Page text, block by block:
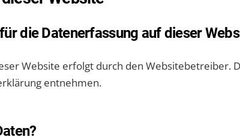
die Datenerfassung auf dieser
Website erfolgt durch den Websitebetreiber.
entnehmen.